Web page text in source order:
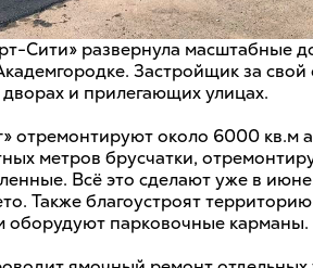
Сити» развернула масштабные
Застройщик за свой
и прилегающих улицах.
около 6000 кв.м
метров брусчатки,
Всё это сделают уже в
Также благоустроят
оборудуют парковочные карманы.